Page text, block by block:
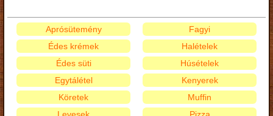
Aprósütemény
Édes krémek
Édes süti
Egytálétel
Fagyi
Halételek
Húsételek
Kenyerek
Köretek
Levesek
Muffin
Pizza